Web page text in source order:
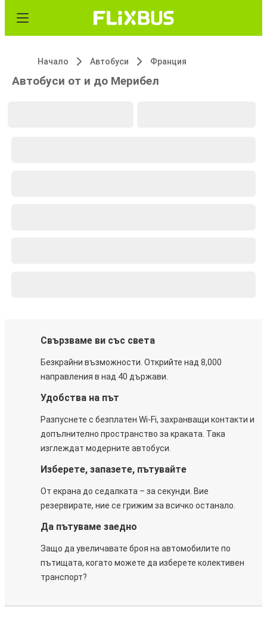
Начало Автобуси Франция
Автобуси от и до Мерибел
Свързваме ви със света
Безкрайни възможности. Открийте над 8,000
направления в над 40 държави.
Удобства на път
Разпуснете с безплатен Wi-Fi, захранващи контакти и
допълнително пространство за краката. Така
изглеждат модерните автобуси.
Изберете, запазете, пътувайте
От екрана до седалката – за секунди. Вие
резервирате, ние се грижим за всичко останало.
Да пътуваме заедно
Защо да увеличавате броя на автомобилите по
пътищата, когато можете да изберете колективен
транспорт?